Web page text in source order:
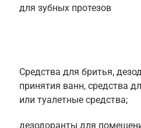
для зубных протезов
Средства для бритья,
принятия ванн, средства
или туалетные средства;
дезодоранты для